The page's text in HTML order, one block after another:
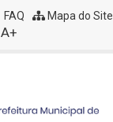
FAQ Mapa do Site
A+